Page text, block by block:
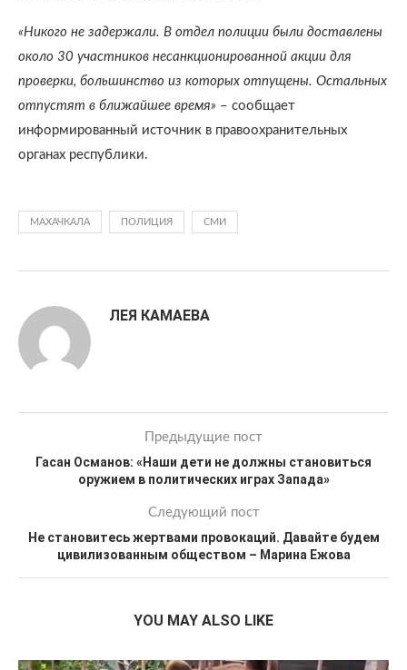
«Никого не задержали. В отдел полиции были доставлены
около 30 участников несанкционированной акции для
проверки, большинство из которых отпущены. Остальных
отпустят в ближайшее время» – сообщает
информированный источник в правоохранительных
органах республики.
МАХАЧКАЛА ПОЛИЦИЯ СМИ
ЛЕЯ КАМАЕВА
Предыдущие пост
Гасан Османов: «Наши дети не должны становиться
оружием в политических играх Запада»
Следующий пост
Не становитесь жертвами провокаций. Давайте будем
цивилизованным обществом – Марина Ежова
YOU MAY ALSO LIKE